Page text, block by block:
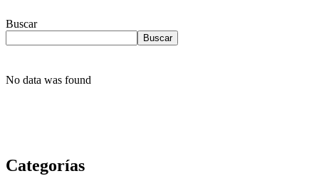
Buscar
Buscar
No data was found
Categorías